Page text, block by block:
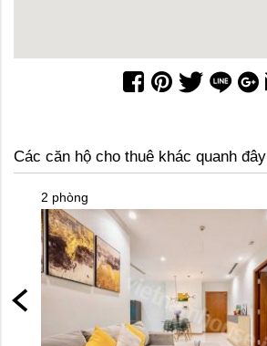
Các căn hộ cho thuê khác quanh đây
2 phòng